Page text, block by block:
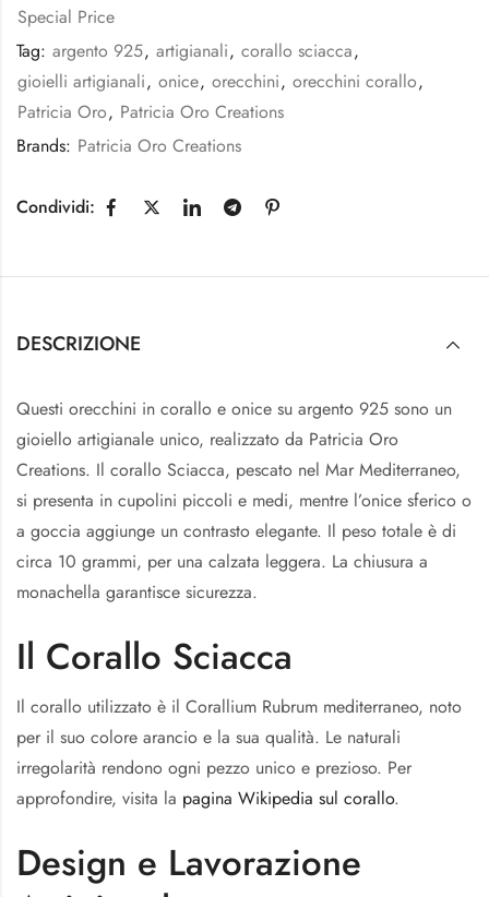
Special Price
Tag: argento 925, artigianali, corallo sciacca,
gioielli artigianali, onice, orecchini, orecchini corallo,
Patricia Oro, Patricia Oro Creations
Brands: Patricia Oro Creations
Condividi:
DESCRIZIONE
Questi orecchini in corallo e onice su argento 925 sono un
gioiello artigianale unico, realizzato da Patricia Oro
Creations. Il corallo Sciacca, pescato nel Mar Mediterraneo,
si presenta in cupolini piccoli e medi, mentre l’onice sferico o
a goccia aggiunge un contrasto elegante. Il peso totale è di
circa 10 grammi, per una calzata leggera. La chiusura a
monachella garantisce sicurezza.
Il Corallo Sciacca
Il corallo utilizzato è il Corallium Rubrum mediterraneo, noto
per il suo colore arancio e la sua qualità. Le naturali
irregolarità rendono ogni pezzo unico e prezioso. Per
approfondire, visita la pagina Wikipedia sul corallo.
Design e Lavorazione